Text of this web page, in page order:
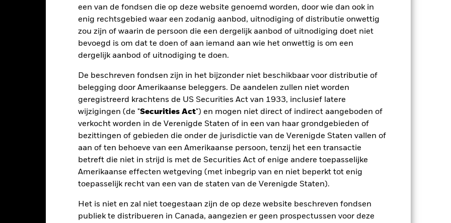
een van de fondsen die op deze website genoemd worden, door wie dan ook in
enig rechtsgebied waar een zodanig aanbod, uitnodiging of distributie onwettig
zou zijn of waarin de persoon die een dergelijk aanbod of uitnodiging doet niet
bevoegd is om dat te doen of aan iemand aan wie het onwettig is om een
dergelijk aanbod of uitnodiging te doen.
De beschreven fondsen zijn in het bijzonder niet beschikbaar voor distributie of
belegging door Amerikaanse beleggers. De aandelen zullen niet worden
geregistreerd krachtens de US Securities Act van 1933, inclusief latere
wijzigingen (de "Securities Act") en mogen niet direct of indirect aangeboden of
verkocht worden in de Verenigde Staten of in een van haar grondgebieden of
bezittingen of gebieden die onder de jurisdictie van de Verenigde Staten vallen of
aan of ten behoeve van een Amerikaanse persoon, tenzij het een transactie
betreft die niet in strijd is met de Securities Act of enige andere toepasselijke
Amerikaanse effecten wetgeving (met inbegrip van en niet beperkt tot enig
toepasselijk recht van een van de staten van de Verenigde Staten).
Het is niet en zal niet toegestaan zijn de op deze website beschreven fondsen
publiek te distribueren in Canada, aangezien er geen prospectussen voor deze
Totaalrendement (%) Beperkende benchmark 1 (%)
2017 2018 2019 2020 2021
2016
2017 2018 2019 2020 2021 2022 2023 2024 2025
15,5 9,9 -10,9 10,1 -6,5 -4,3 -7,7 5,4 1,8 5,5
11,6 10,5 -5,1 11,5 -6,3 -5,9 -10,3 2,5 5,1 4,3
rendement is weergegeven na aftrek van de lopende kosten. Instap-/uitstapvergoedingen worden niet in
genomen bij de berekening.
geen betrouwbare indicator voor toekomstige resultaten. Markten kunnen zich in de toekomst heel
ontwikkelen. Het kan u helpen om te beoordelen hoe het fonds in het verleden werd beheerd